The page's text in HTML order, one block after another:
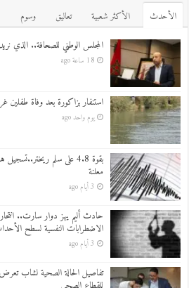
اﻷحدث اﻷكثر شعبية تعاليق
وسوم
المجلس الوطني للصحافة.. الذي نريد
18 ساعة ago
استنفار بزاكورة بعد وفاة طفلين
يوم واحد ago
بقوة 4.8 على سلم
معلنة
3 أيام ago
حادث أليم يهز دوار سارت..
الاضطرابات النفسية لسطح
3 أيام ago
تفاصيل الحالة الصحية لشاب